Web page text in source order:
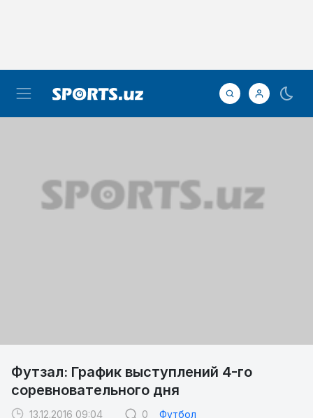
Футзал: График выступлений 4-го
соревновательного дня
13.12.2016 09:04 0 Футбол